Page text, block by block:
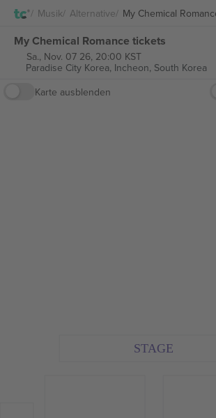
Musik Alternative My ChemicalEinloggen
My Chemical Romance tickets
Sa., Nov. 07 26, 20:00 KST
Paradise City Korea, Incheon, South Korea
Karte ausblenden
STAGE